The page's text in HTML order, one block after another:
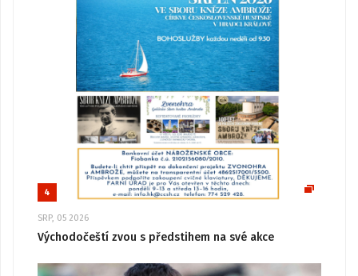
4
SRP, 05 2026
Východočeští zvou s předstihem na své akce